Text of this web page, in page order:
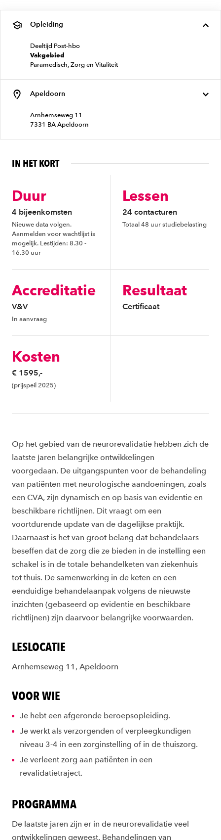
Opleiding
Deeltijd Post-hbo
Vakgebied
Paramedisch, Zorg en Vitaliteit
Apeldoorn
Arnhemseweg 11
7331 BA Apeldoorn
IN HET KORT
Duur
4 bijeenkomsten
Nieuwe data volgen.
Aanmelden voor wachtlijst is
mogelijk. Lestijden: 8.30 -
16.30 uur
Lessen
24 contacturen
Totaal 48 uur studiebelasting
Accreditatie
V&V
In aanvraag
Resultaat
Certificaat
Kosten
€ 1595,-
(prijspeil 2025)
Op het gebied van de neurorevalidatie hebben zich de
laatste jaren belangrijke ontwikkelingen
voorgedaan. De uitgangspunten voor de behandeling
van patiënten met neurologische aandoeningen, zoals
een CVA, zijn dynamisch en op basis van evidentie en
beschikbare richtlijnen. Dit vraagt om een
voortdurende update van de dagelijkse praktijk.
Daarnaast is het van groot belang dat behandelaars
beseffen dat de zorg die ze bieden in de instelling een
schakel is in de totale behandelketen van ziekenhuis
tot thuis. De samenwerking in de keten en een
eenduidige behandelaanpak volgens de nieuwste
inzichten (gebaseerd op evidentie en beschikbare
richtlijnen) zijn daarvoor belangrijke voorwaarden.
LESLOCATIE
Arnhemseweg 11, Apeldoorn
VOOR WIE
Je hebt een afgeronde beroepsopleiding.
Je werkt als verzorgenden of verpleegkundigen
niveau 3-4 in een zorginstelling of in de thuiszorg.
Je verleent zorg aan patiënten in een
revalidatietraject.
PROGRAMMA
De laatste jaren zijn er in de neurorevalidatie veel
ontwikkelingen geweest. Behandelingen van